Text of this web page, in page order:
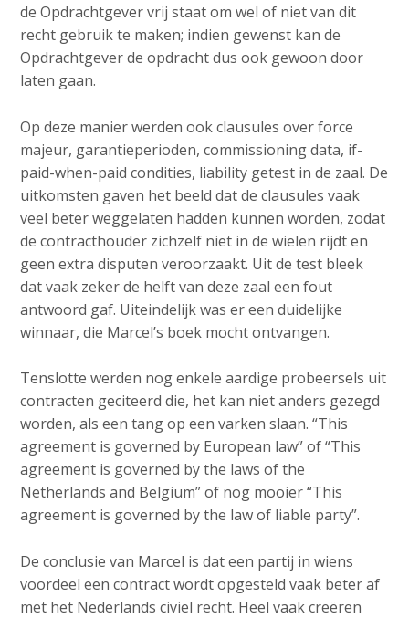
de Opdrachtgever vrij staat om wel of niet van dit
recht gebruik te maken; indien gewenst kan de
Opdrachtgever de opdracht dus ook gewoon door
laten gaan.
Op deze manier werden ook clausules over force
majeur, garantieperioden, commissioning data, if-
paid-when-paid condities, liability getest in de zaal. De
uitkomsten gaven het beeld dat de clausules vaak
veel beter weggelaten hadden kunnen worden, zodat
de contracthouder zichzelf niet in de wielen rijdt en
geen extra disputen veroorzaakt. Uit de test bleek
dat vaak zeker de helft van deze zaal een fout
antwoord gaf. Uiteindelijk was er een duidelijke
winnaar, die Marcel’s boek mocht ontvangen.
Tenslotte werden nog enkele aardige probeersels uit
contracten geciteerd die, het kan niet anders gezegd
worden, als een tang op een varken slaan. “This
agreement is governed by European law” of “This
agreement is governed by the laws of the
Netherlands and Belgium” of nog mooier “This
agreement is governed by the law of liable party”.
De conclusie van Marcel is dat een partij in wiens
voordeel een contract wordt opgesteld vaak beter af
met het Nederlands civiel recht. Heel vaak creëren